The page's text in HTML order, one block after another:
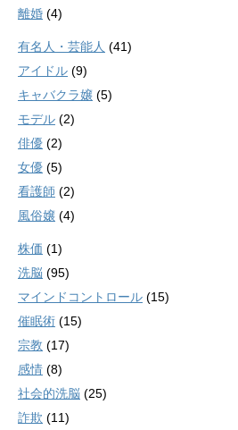
離婚 (4)
有名人・芸能人 (41)
アイドル (9)
キャバクラ嬢 (5)
モデル (2)
俳優 (2)
女優 (5)
看護師 (2)
風俗嬢 (4)
株価 (1)
洗脳 (95)
マインドコントロール (15)
催眠術 (15)
宗教 (17)
感情 (8)
社会的洗脳 (25)
詐欺 (11)